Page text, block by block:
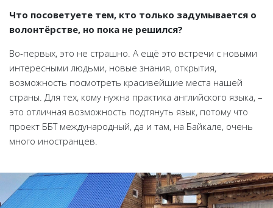
Что посоветуете тем, кто только задумывается о
волонтёрстве, но пока не решился?
Во-первых, это не страшно. А ещё это встречи с новыми
интересными людьми, новые знания, открытия,
возможность посмотреть красивейшие места нашей
страны. Для тех, кому нужна практика английского языка, –
это отличная возможность подтянуть язык, потому что
проект ББТ международный, да и там, на Байкале, очень
много иностранцев.